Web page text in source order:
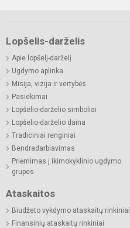
Lopšelis-darželis
Apie lopšelį-darželį
Ugdymo aplinka
Misija, vizija ir vertybės
Pasiekimai
Lopšelio-darželio simboliai
Lopšelio-darželio daina
Tradiciniai renginiai
Bendradarbiavimas
Priėmimas į ikimokyklinio ugdymo
grupes
Ataskaitos
Biudžeto vykdymo ataskaitų rinkiniai
Finansinių ataskaitų rinkiniai